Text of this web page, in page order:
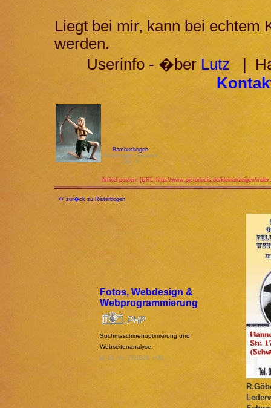
Liegt bei mir, kann bei echtem
werden.
Userinfo - �ber Lutz|
Bambusbogen
Reiterbogen, Recurve
130,- €
Artikel posten: [URL=http://www.pictorlucis.de/kleinanzeigen/
<< zur�ck zu Reiterbogen
Fotos, Webdesign &
Webprogrammierung
Suchmaschinenoptimierung und
Webseitenanalyse.
id: 13 Vs: 2720328 r=30